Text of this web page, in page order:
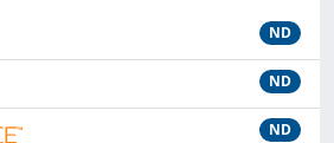
ND
ND
ND